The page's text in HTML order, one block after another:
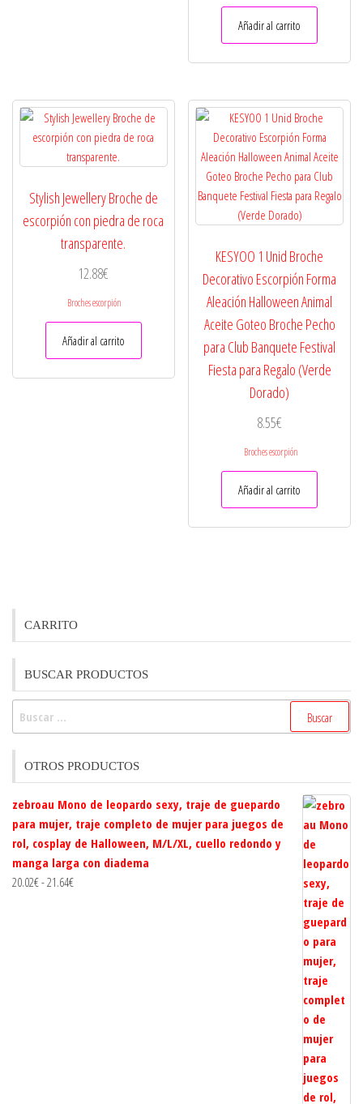
Añadir al carrito
Stylish Jewellery Broche de
escorpión con piedra de roca
transparente.
12.88€
Broches escorpión
Añadir al carrito
KESYOO 1 Unid Broche
Decorativo Escorpión Forma
Aleación Halloween Animal
Aceite Goteo Broche Pecho
para Club Banquete Festival
Fiesta para Regalo (Verde
Dorado)
8.55€
Broches escorpión
Añadir al carrito
CARRITO
BUSCAR PRODUCTOS
OTROS PRODUCTOS
zebroau Mono de leopardo sexy, traje de guepardo
para mujer, traje completo de mujer para juegos de
rol, cosplay de Halloween, M/L/XL, cuello redondo y
manga larga con diadema
20.02€-21.64€Rango